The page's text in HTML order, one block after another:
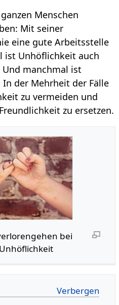
Menschen
Mit seiner
eine gute Arbeitsstelle
ist Unhöflichkeit auch
manchmal ist
der Mehrheit der Fälle
zu vermeiden und
zu ersetzen.
bei